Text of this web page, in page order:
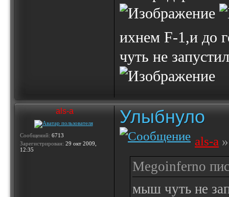
ихнем F-1,и до
чуть не
als-a
Сообщений: 6713
Зарегистрирован: 29 окт 2009,
12:35
Улыбнуло
als-a
Megoinferno
мыш чуть не